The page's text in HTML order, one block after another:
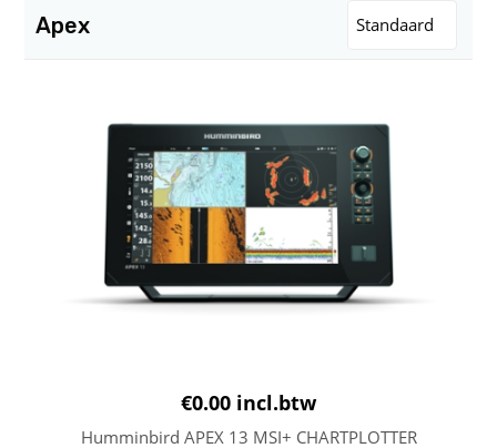
Apex Standaard
€0.00 incl.btw
Humminbird APEX 13 MSI+ CHARTPLOTTER